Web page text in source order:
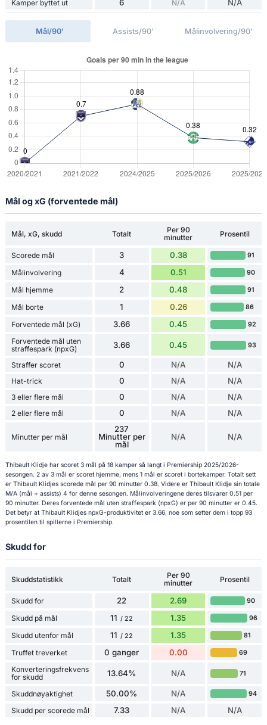
Kamper byttet ut 6 N/A N/A
Mål/90' Assists/90' Målinvolvering/90'
Mål og xG (forventede mål)
Mål, xG, skudd Totalt
Per 90
minutter
Prosentil
Scorede mål 3 0.38 91
Målinvolvering 4 0.51 90
Mål hjemme 2 0.48 91
Mål borte 1 0.26 86
Forventede mål (xG) 3.66 0.45 92
Forventede mål uten
straffespark (npxG)
3.66 0.45 93
Straffer scoret 0 N/A N/A
Hat-trick 0 N/A N/A
3 eller flere mål 0 N/A N/A
2 eller flere mål 0 N/A N/A
Minutter per mål
237
Minutter per
mål
N/A N/A
Thibault Klidje har scoret 3 mål på 18 kamper så langt i Premiership 2025/2026-
sesongen. 2 av 3 mål er scoret hjemme, mens 1 mål er scoret i bortekamper. Totalt sett
er Thibault Klidjes scorede mål per 90 minutter 0.38. Videre er Thibault Klidje sin totale
M/A (mål + assists) 4 for denne sesongen. Målinvolveringene deres tilsvarer 0.51 per
90 minutter. Deres forventede mål uten straffespark (npxG) er per 90 minutter er 0.45.
Det betyr at Thibault Klidjes npxG-produktivitet er 3.66, noe som setter dem i topp 93
prosentilen til spillerne i Premiership.
Skudd for
Skuddstatistikk Totalt
Per 90
minutter
Prosentil
Skudd for 22 2.69 90
Skudd på mål 11 / 22 1.35 96
Skudd utenfor mål 11 / 22 1.35 81
Truffet treverket 0 ganger 0.00 69
Konverteringsfrekvens
for skudd
13.64% N/A 71
Skuddnøyaktighet 50.00% N/A 94
Skudd per scorede mål 7.33 N/A N/A